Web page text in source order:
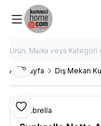
Ana Sayfa Dış Mekan
Favoriye Ekle
Paylaş
Sunbrella